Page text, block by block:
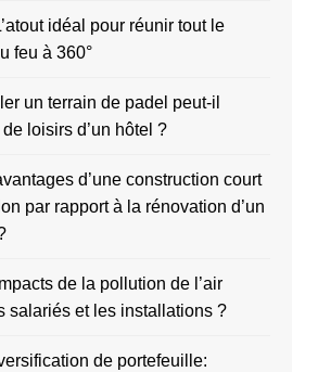
idéal pour réunir tout le
feu à 360°
un terrain de padel peut-il
loisirs d’un hôtel ?
d’une construction court
par rapport à la rénovation d’un
de la pollution de l’air
salariés et les installations ?
de portefeuille: